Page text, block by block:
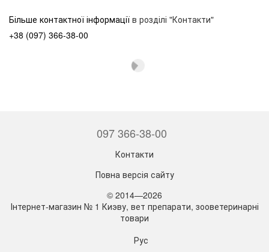
Більше контактної інформації в розділі "Контакти"
+38 (097) 366-38-00
097 366-38-00
Контакти
Повна версія сайту
© 2014—2026
Інтернет-магазин № 1 Киэву, вет препарати, зооветеринарні
товари
Рус